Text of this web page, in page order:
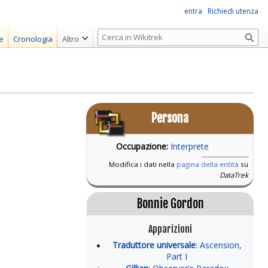
Persona
Occupazione: Interprete
Modifica i dati nella pagina della entità su
DataTrek
Bonnie Gordon
Apparizioni
Traduttore universale: Ascension,
Part I
entra Richiedi utenza
Cronologia Altro
R
i
r
c
a